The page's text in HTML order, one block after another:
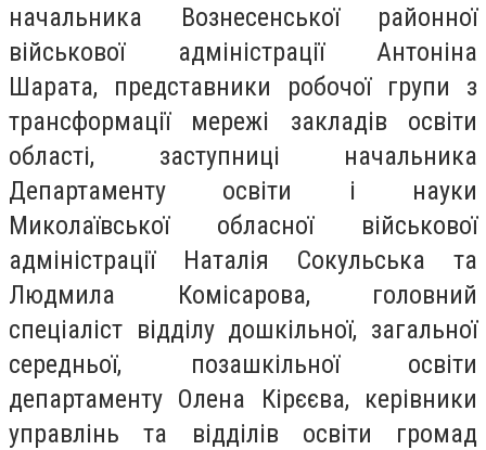
начальника Вознесенської районної
військової адміністрації Антоніна
Шарата, представники робочої групи з
трансформації мережі закладів освіти
області, заступниці начальника
Департаменту освіти і науки
Миколаївської обласної військової
адміністрації Наталія Сокульська та
Людмила Комісарова, головний
спеціаліст відділу дошкільної, загальної
середньої, позашкільної освіти
департаменту Олена Кірєєва, керівники
управлінь та відділів освіти громад